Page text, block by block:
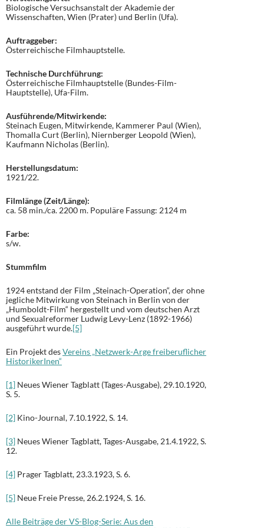
Biologische Versuchsanstalt der Akademie der
Wissenschaften, Wien (Prater) und Berlin (Ufa).
Auftraggeber:
Österreichische Filmhauptstelle.
Technische Durchführung:
Österreichische Filmhauptstelle (Bundes-Film-
Hauptstelle), Ufa-Film.
Ausführende/Mitwirkende:
Steinach Eugen, Mitwirkende, Kammerer Paul (Wien),
Thomalla Curt (Berlin), Niernberger Leopold (Wien),
Kaufmann Nicholas (Berlin).
Herstellungsdatum:
1921/22.
Filmlänge (Zeit/Länge):
ca. 58 min./ca. 2200 m. Populäre Fassung: 2124 m
Farbe:
s/w.
Stummfilm
1924 entstand der Film „Steinach-Operation“, der ohne
jegliche Mitwirkung von Steinach in Berlin von der
„Humboldt-Film“ hergestellt und vom deutschen Arzt
und Sexualreformer Ludwig Levy-Lenz (1892-1966)
ausgeführt wurde.[5]
Ein Projekt desVereins „Netzwerk-Arge freiberuflicher
HistorikerInen“
[1] Neues Wiener Tagblatt (Tages-Ausgabe), 29.10.1920,
S. 5.
[2] Kino-Journal, 7.10.1922, S. 14.
[3] Neues Wiener Tagblatt, Tages-Ausgabe, 21.4.1922, S.
12.
[4] Prager Tagblatt, 23.3.1923, S. 6.
[5] Neue Freie Presse, 26.2.1924, S. 16.
Alle Beiträge der VS-Blog-Serie: Aus den